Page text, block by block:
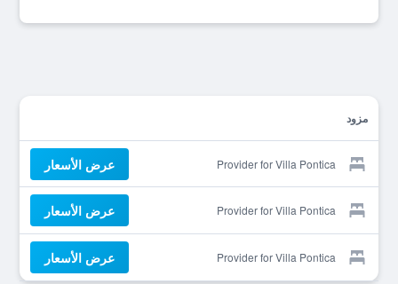
مزود
Provider for Villa Pontica عرض الأسعار
Provider for Villa Pontica عرض الأسعار
Provider for Villa Pontica عرض الأسعار